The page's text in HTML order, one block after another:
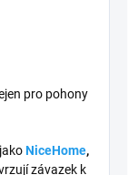
pro pohony
NiceHome,
závazek k